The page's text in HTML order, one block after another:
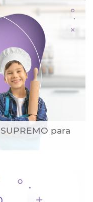
para